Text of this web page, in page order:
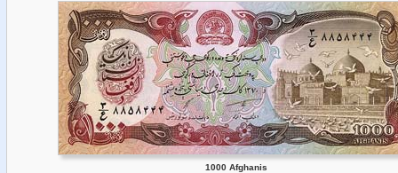
1000 Afghanis